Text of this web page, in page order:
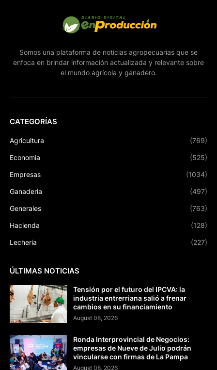
Somos una plataforma de noticias agropecuarias que se
enfoca en brindar información actualizada y relevante sobre
el mundo agrícola y ganadero.
CATEGORÍAS
Agricultura (769)
Economia (525)
Empresas (1034)
Ganaderia (497)
Generales (763)
Hacienda (128)
Lecheria (227)
ÚLTIMAS NOTICIAS
Tensión por el futuro del IPCVA: la
industria entrerriana salió a frenar
cambios en su financiamiento
August 08, 2026
Ronda Interprovincial de Negocios:
empresas de Nueve de Julio podrán
vincularse con firmas de La Pampa
August 08, 2026